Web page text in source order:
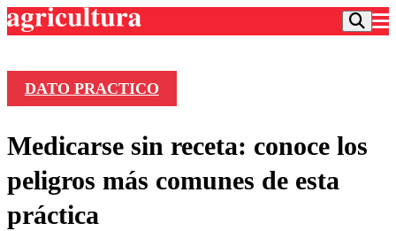
Frecuencias
Agricultura TV
Deportes
DATO PRACTICO
Medicarse sin receta: conoce los
peligros más comunes de esta
práctica